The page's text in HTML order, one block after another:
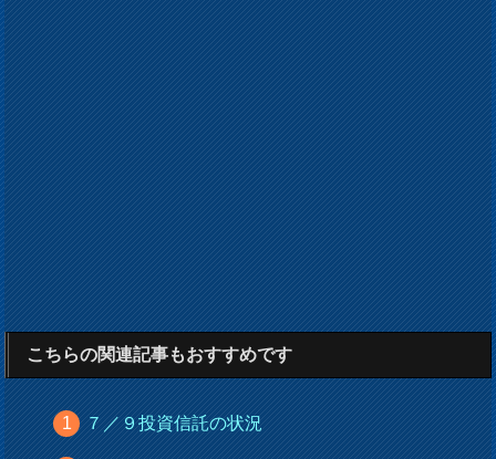
こちらの関連記事もおすすめです
７／９投資信託の状況